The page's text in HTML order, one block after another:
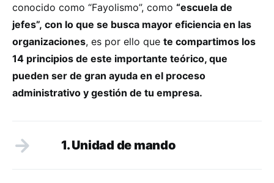
conocido como “Fayolismo”, como “escuela de
jefes”, con lo que se busca mayor eficiencia en las
organizaciones, es por ello que te compartimos los
14 principios de este importante teórico, que
pueden ser de gran ayuda en el proceso
administrativo y gestión de tu empresa.
1. Unidad de mando